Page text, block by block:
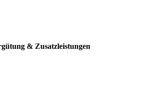
& Zusatzleistungen